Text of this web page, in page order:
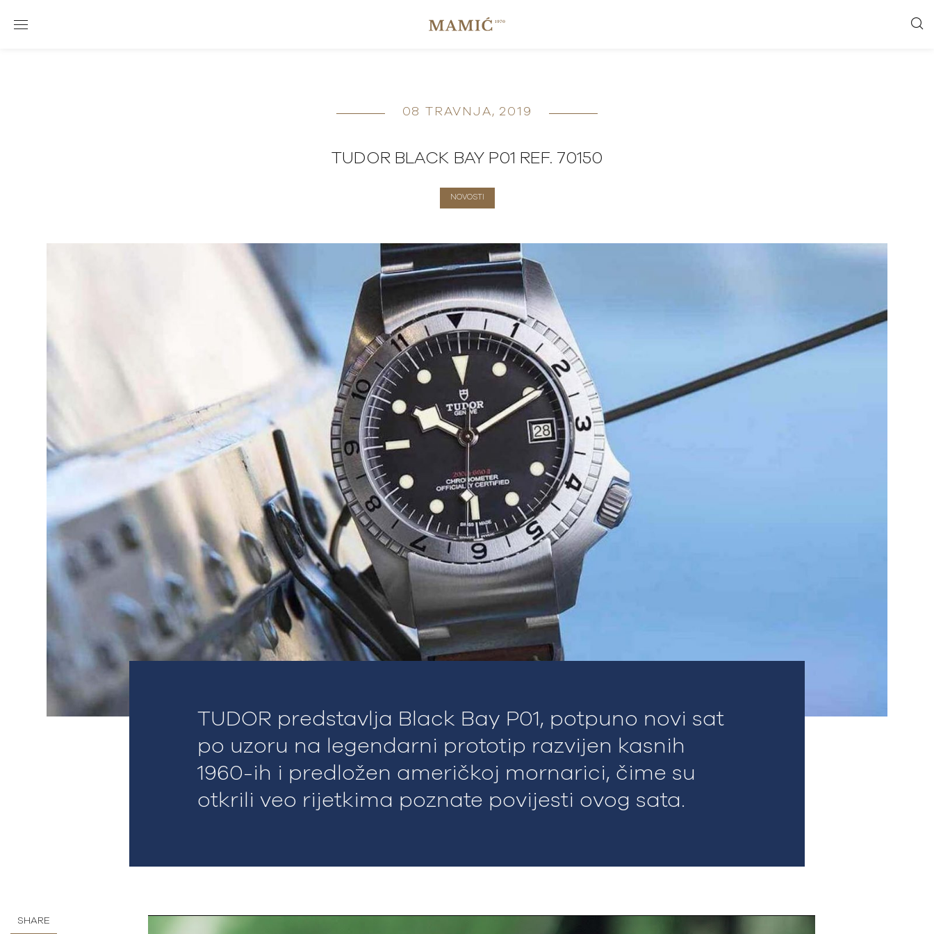
08 TRAVNJA, 2019
TUDOR BLACK BAY P01 REF. 70150
NOVOSTI
TUDOR predstavlja Black Bay P01, potpuno novi sat
po uzoru na legendarni prototip razvijen kasnih
1960-ih i predložen američkoj mornarici, čime su
otkrili veo rijetkima poznate povijesti ovog sata.
SHARE